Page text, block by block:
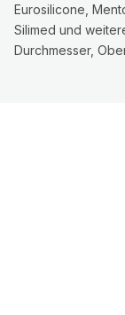
Eurosilicone,
Silimed und
Durchmesser,